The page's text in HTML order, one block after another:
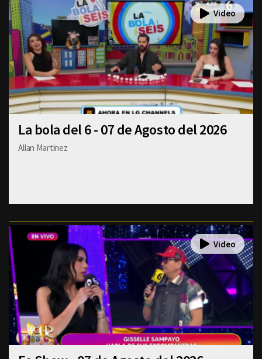
La bola del 6 - 07 de Agosto del 2026
Allan Martinez